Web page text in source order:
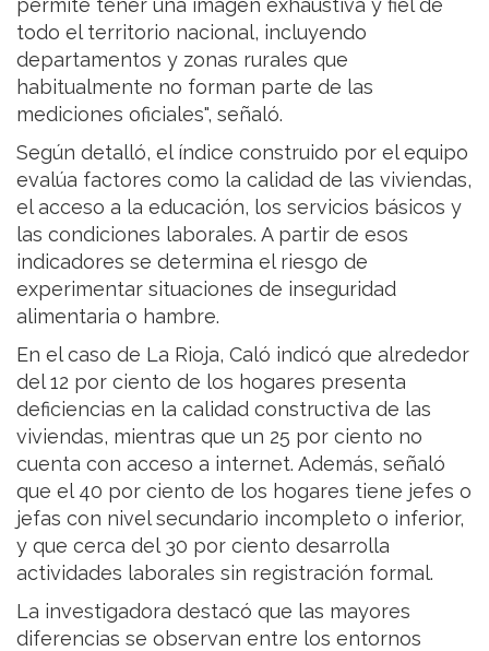
permite tener una imagen exhaustiva y fiel de
todo el territorio nacional, incluyendo
departamentos y zonas rurales que
habitualmente no forman parte de las
mediciones oficiales", señaló.
Según detalló, el índice construido por el equipo
evalúa factores como la calidad de las viviendas,
el acceso a la educación, los servicios básicos y
las condiciones laborales. A partir de esos
indicadores se determina el riesgo de
experimentar situaciones de inseguridad
alimentaria o hambre.
En el caso de La Rioja, Caló indicó que alrededor
del 12 por ciento de los hogares presenta
deficiencias en la calidad constructiva de las
viviendas, mientras que un 25 por ciento no
cuenta con acceso a internet. Además, señaló
que el 40 por ciento de los hogares tiene jefes o
jefas con nivel secundario incompleto o inferior,
y que cerca del 30 por ciento desarrolla
actividades laborales sin registración formal.
La investigadora destacó que las mayores
diferencias se observan entre los entornos